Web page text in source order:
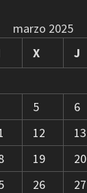
marzo 2025
X J
5 6
12 13
19 20
26 27